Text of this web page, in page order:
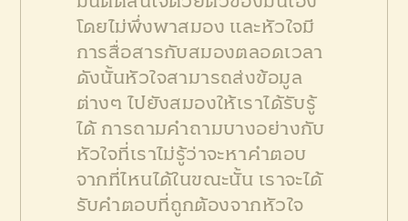
โดยไม่พึ่งพาสมอง และหัวใจมี
การสื่อสารกับสมองตลอดเวลา
ดังนั้นหัวใจสามารถส่งข้อมูล
ต่างๆ ไปยังสมองให้เราได้รับรู้
ได้ การถามคำถามบางอย่างกับ
หัวใจที่เราไม่รู้ว่าจะหาคำตอบ
จากที่ไหนได้ในขณะนั้น เราจะได้
รับคำตอบที่ถูกต้องจากหัวใจ